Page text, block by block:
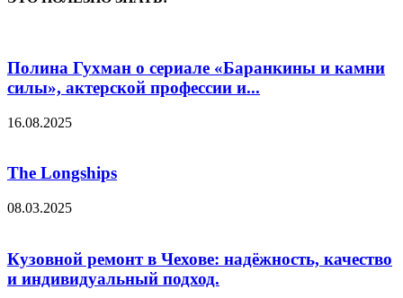
Полина Гухман о сериале «Баранкины и камни
силы», актерской профессии и...
16.08.2025
The Longships
08.03.2025
Кузовной ремонт в Чехове: надёжность, качество
и индивидуальный подход.